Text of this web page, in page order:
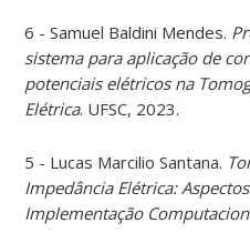
6 - Samuel Baldini Mendes.
sistema para aplicação de
potenciais elétricos na
Elétrica. UFSC, 2023.
5 - Lucas Marcilio Santana.
Impedância Elétrica:
Implementação